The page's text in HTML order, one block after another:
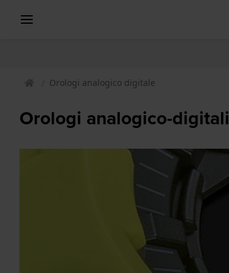
Orologi analogico digitale
Orologi analogico-digitali